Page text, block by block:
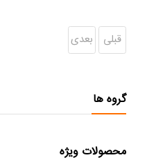
قبلی بعدی
گروه ها
محصولات ویژه